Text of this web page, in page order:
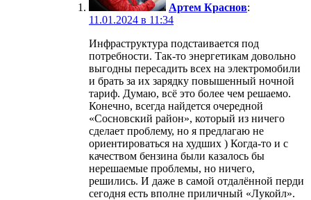
Артем Краснов:
11.01.2024 в 11:34
Инфраструктура подстаивается под
потребности. Так-то энергетикам довольно
выгодны пересадить всех на электромобили
и брать за их зарядку повышенный ночной
тариф. Думаю, всё это более чем решаемо.
Конечно, всегда найдется очередной
«Сосновский район», который из ничего
сделает проблему, но я предлагаю не
ориентироваться на худших ) Когда-то и с
качеством бензина были казалось бы
нерешаемые проблемы, но ничего,
решились. И даже в самой отдалённой перди
сегодня есть вполне приличный «Лукойл».